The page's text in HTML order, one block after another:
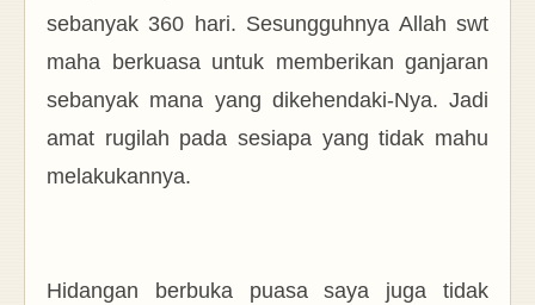
sebanyak 360 hari. Sesungguhnya Allah swt
maha berkuasa untuk memberikan ganjaran
sebanyak mana yang dikehendaki-Nya. Jadi
amat rugilah pada sesiapa yang tidak mahu
melakukannya.
Hidangan berbuka puasa saya juga tidak